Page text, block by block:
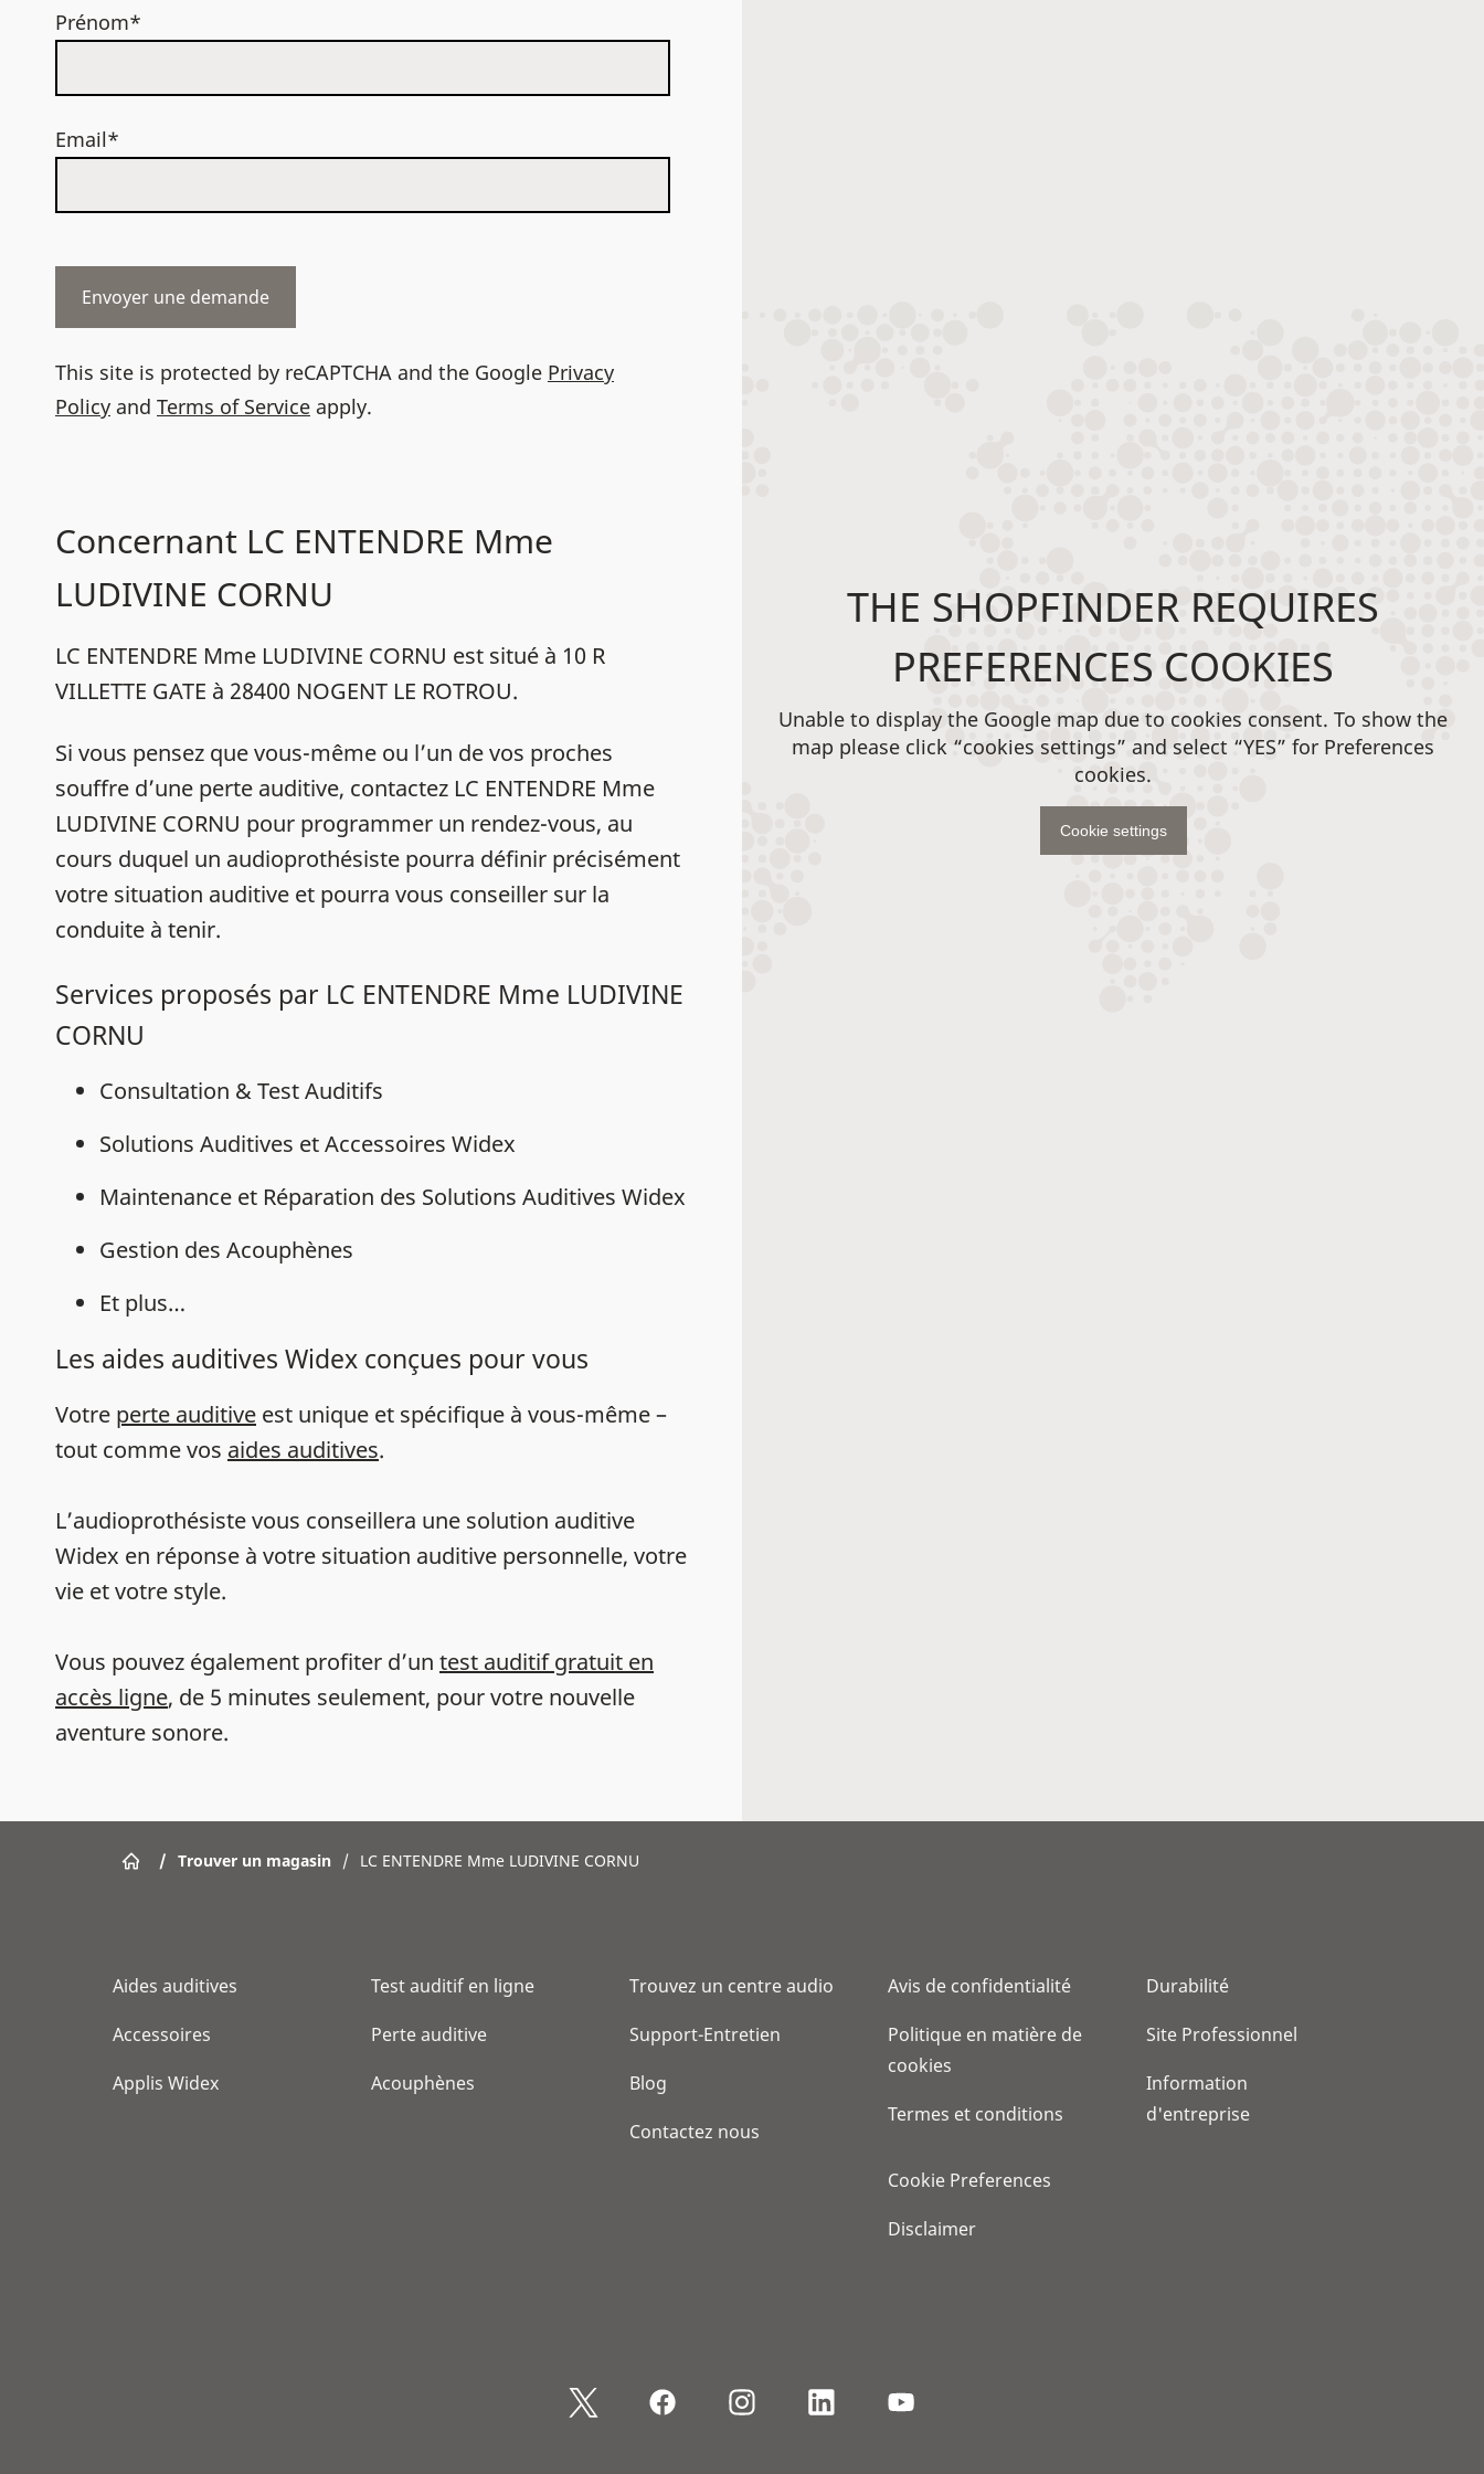
Prénom*
Email*
This site is protected by reCAPTCHA and the Google Privacy
Policy and Terms of Service apply.
Concernant LC ENTENDRE Mme
LUDIVINE CORNU
LC ENTENDRE Mme LUDIVINE CORNU est situé à 10 R
VILLETTE GATE à 28400 NOGENT LE ROTROU.
Si vous pensez que vous-même ou l’un de vos proches
souffre d’une perte auditive, contactez LC ENTENDRE Mme
LUDIVINE CORNU pour programmer un rendez-vous, au
cours duquel un audioprothésiste pourra définir précisément
votre situation auditive et pourra vous conseiller sur la
conduite à tenir.
Services proposés par LC ENTENDRE Mme LUDIVINE
CORNU
Consultation & Test Auditifs
Solutions Auditives et Accessoires Widex
Maintenance et Réparation des Solutions Auditives Widex
Gestion des Acouphènes
Et plus…
Les aides auditives Widex conçues pour vous
Votre perte auditive est unique et spécifique à vous-même –
tout comme vos aides auditives.
L’audioprothésiste vous conseillera une solution auditive
Widex en réponse à votre situation auditive personnelle, votre
vie et votre style.
Vous pouvez également profiter d’un test auditif gratuit en
accès ligne, de 5 minutes seulement, pour votre nouvelle
aventure sonore.
THE SHOPFINDER REQUIRES
PREFERENCES COOKIES
Unable to display the Google map due to cookies consent. To show the
map please click “cookies settings” and select “YES” for Preferences
cookies.
Cookie settings
/ Trouver un magasin / LC ENTENDRE Mme LUDIVINE CORNU
Aides auditives
Accessoires
Applis Widex
Test auditif en ligne
Perte auditive
Acouphènes
Trouvez un centre audio
Support-Entretien
Blog
Contactez nous
Avis de confidentialité
Politique en matière de
cookies
Termes et conditions
Cookie Preferences
Disclaimer
Durabilité
Site Professionnel
Information
d'entreprise